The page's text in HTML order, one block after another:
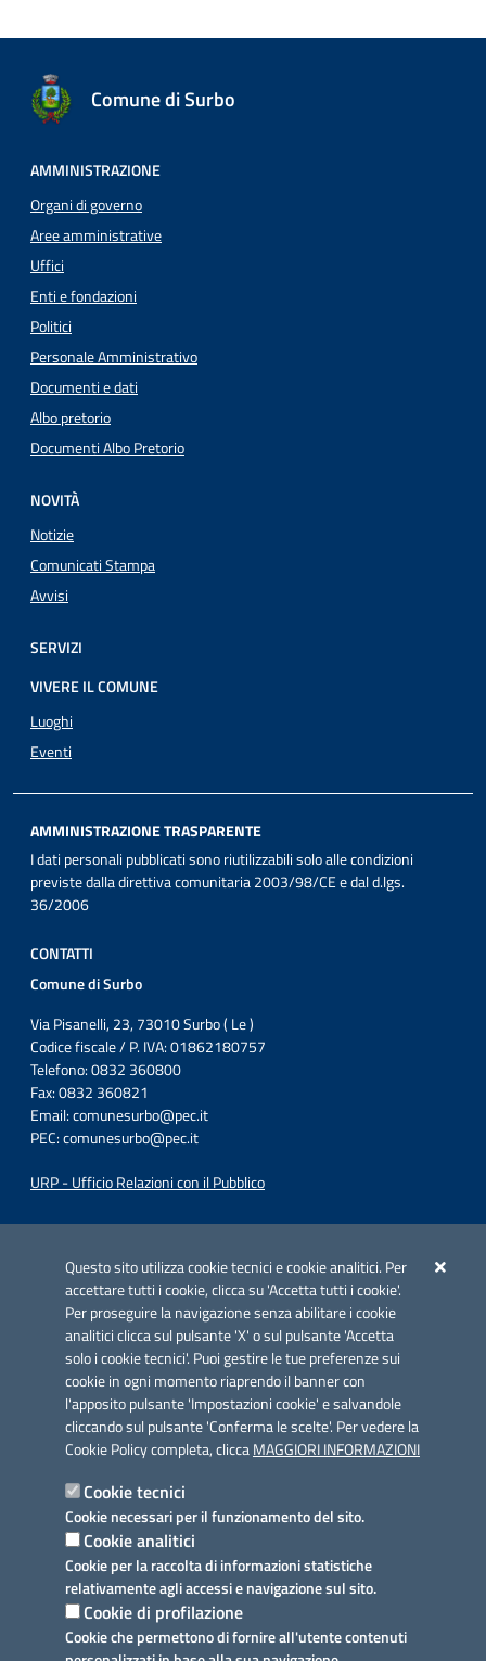
Questo sito utilizza cookie tecnici e cookie analitici. Per
accettare tutti i cookie, clicca su 'Accetta tutti i cookie'.
Per proseguire la navigazione senza abilitare i cookie
analitici clicca sul pulsante 'X' o sul pulsante 'Accetta
solo i cookie tecnici'. Puoi gestire le tue preferenze sui
cookie in ogni momento riaprendo il banner con
l'apposito pulsante 'Impostazioni cookie' e salvandole
cliccando sul pulsante 'Conferma le scelte'. Per vedere la
Cookie Policy completa, cliccaMAGGIORI INFORMAZIONI
Cookie tecnici
Cookie necessari per il funzionamento del sito.
Cookie analitici
Cookie per la raccolta di informazioni statistiche
relativamente agli accessi e navigazione sul sito.
Cookie di profilazione
Cookie che permettono di fornire all'utente contenuti
Comune di Surbo
AMMINISTRAZIONE
Organi di governo
Aree amministrative
Uffici
Enti e fondazioni
Politici
Personale Amministrativo
Documenti e dati
Albo pretorio
Documenti Albo Pretorio
NOVITÀ
Notizie
Comunicati Stampa
Avvisi
SERVIZI
VIVERE IL COMUNE
Luoghi
Eventi
AMMINISTRAZIONE TRASPARENTE
I dati personali pubblicati sono riutilizzabili solo alle condizioni
previste dalla direttiva comunitaria 2003/98/CE e dal d.lgs.
36/2006
CONTATTI
Comune di Surbo
Via Pisanelli, 23, 73010 Surbo ( Le )
Codice fiscale / P. IVA: 01862180757
Telefono: 0832 360800
Fax: 0832 360821
Email:comunesurbo@pec.it
PEC:comunesurbo@pec.it
URP - Ufficio Relazioni con il Pubblico
Azione 2.3.
Link utili
Informativa privacy
Dichiarazione di accessibilità
Note legali
Domande frequenti
Richiesta assistenza